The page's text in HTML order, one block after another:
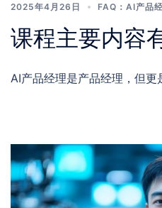
2025年4月26日 FAQ：AI产品
课程主要内容
AI产品经理是产品经理，但